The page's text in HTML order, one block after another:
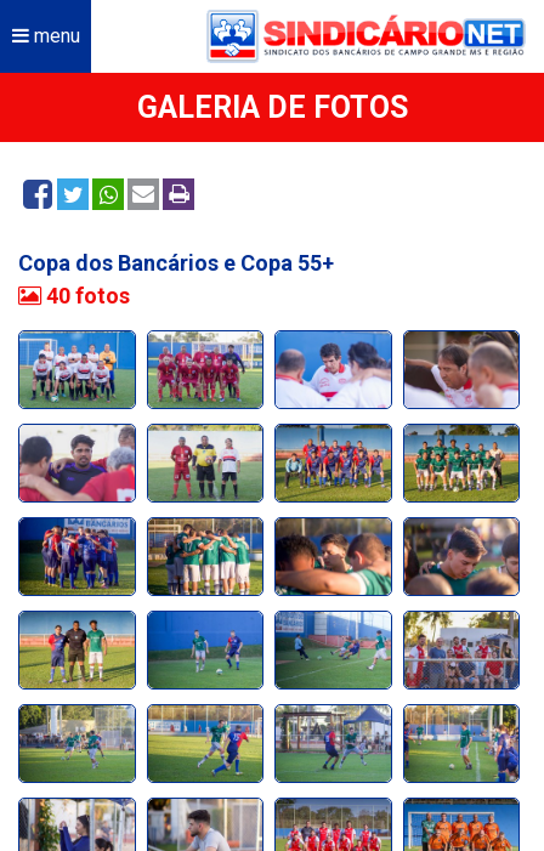
menu
GALERIA DE FOTOS
Copa dos Bancários e Copa 55+
40 fotos